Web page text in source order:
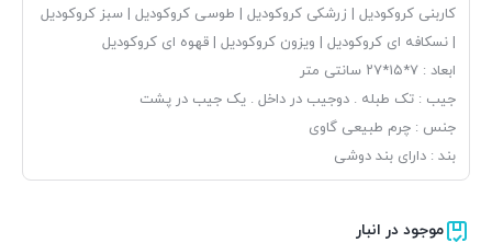
کاربنی کروکودیل | زرشکی کروکودیل | طوسی کروکودیل | سبز کروکودیل
| نسکافه ای کروکودیل | ویزون کروکودیل | قهوه ای کروکودیل
ابعاد : ۷*۱۵*۲۷ سانتی متر
جیب : تک طبله . دوجیب در داخل . یک جیب در پشت
جنس : چرم طبیعی گاوی
بند : دارای بند دوشی
موجود در انبار